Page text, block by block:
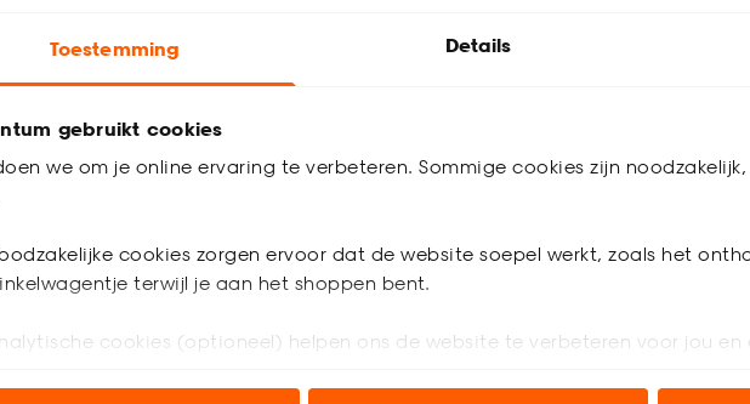
Toestemming Details
gebruikt cookies
we om je online ervaring te verbeteren. Sommige cookies zijn
cookies zorgen ervoor dat de website soepel werkt, zoals het
terwijl je aan het shoppen bent.
cookies (optioneel) helpen ons de website te verbeteren voor jou en
Gordijntrend: terra gordijnen
Een tikje terra voor het raam zorgt voor instant meer sfeer in huis. Bij Kwantum
lichtdoorlatendeinbetweenstot stevigeovergordijnenmet een subtiel werkje
in lichte tint, zoals hier gedaan is met een lichtdoorlatende roze stof, en jouw
prachtig samen met de warmte van hout.